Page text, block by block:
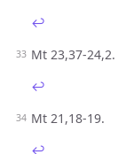
↩︎
Mt 23,37-24,2.
↩︎
Mt 21,18-19.
↩︎